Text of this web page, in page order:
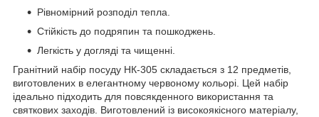
Рівномірний розподіл тепла.
Стійкість до подряпин та пошкоджень.
Легкість у догляді та чищенні.
Гранітний набір посуду НК-305 складається з 12 предметів,
виготовлених в елегантному червоному кольорі. Цей набір
ідеально підходить для повсякденного використання та
святкових заходів. Виготовлений із високоякісного матеріалу,